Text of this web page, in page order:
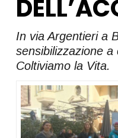
In via Argentieri a
sensibilizzazione
Coltiviamo la Vita.